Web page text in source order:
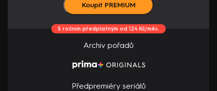
Koupit PREMIUM
S ročním předplatným od 124 Kč/měs.
Archiv pořadů
Předpremiéry seriálů